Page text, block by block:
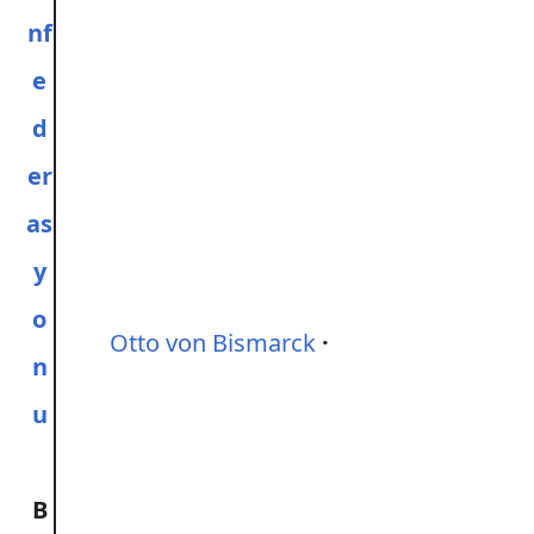
nf
e
d
er
as
y
o
n
u
B
Otto von Bismarck